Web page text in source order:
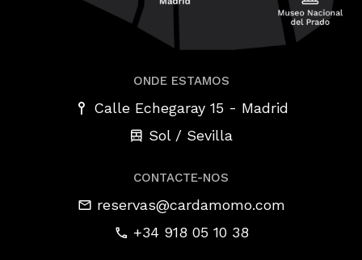
ONDE ESTAMOS
Calle Echegaray 15 - Madrid
Sol / Sevilla
CONTACTE-NOS
reservas@cardamomo.com
+34 918 05 10 38